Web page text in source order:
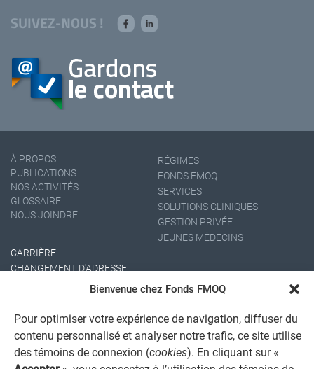
Bienvenue chez Fonds FMOQ
Pour optimiser votre expérience de navigation, diffuser du
contenu personnalisé et analyser notre trafic, ce site utilise
des témoins de connexion (cookies). En cliquant sur «
SUIVEZ-NOUS !
À PROPOS
PUBLICATIONS
NOS ACTIVITÉS
GLOSSAIRE
NOUS JOINDRE
RÉGIMES
FONDS FMOQ
SERVICES
SOLUTIONS CLINIQUES
GESTION PRIVÉE
JEUNES MÉDECINS
CARRIÈRE
CHANGEMENT D'ADRESSE